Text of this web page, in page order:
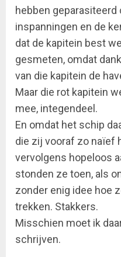
hebben geparasiteerd
inspanningen en de
dat de kapitein best
gesmeten, omdat
van die kapitein de
Maar die rot kapitein
mee, integendeel.
En omdat het schip
die zij vooraf zo naïef
vervolgens hopeloos
stonden ze toen, als
zonder enig idee hoe
trekken. Stakkers.
Misschien moet ik
schrijven.